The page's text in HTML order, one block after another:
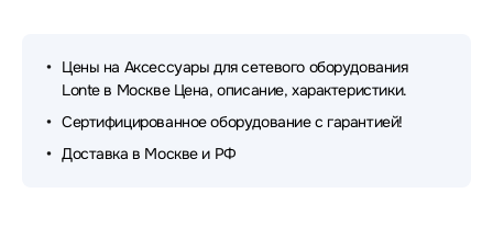
Цены на Аксессуары для сетевого оборудования
Lonte в Москве Цена, описание, характеристики.
Сертифицированное оборудование с гарантией!
Доставка в Москве и РФ